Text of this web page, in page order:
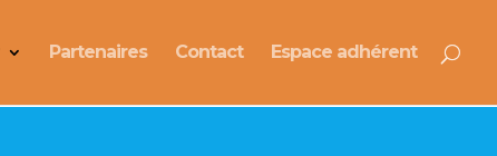
Partenaires Contact Espace adhérent